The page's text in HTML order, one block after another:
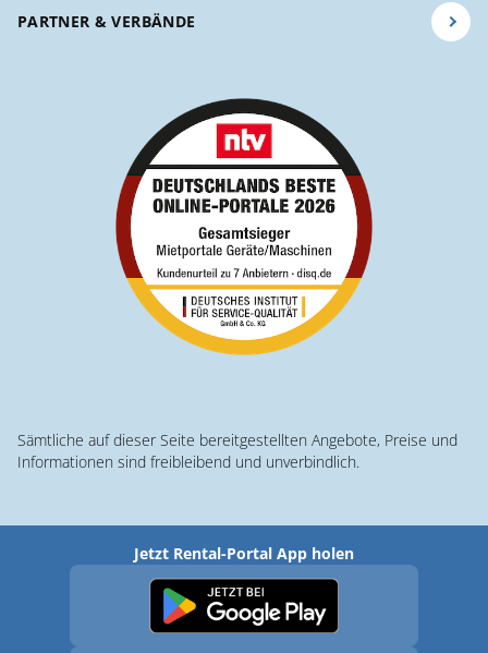
PARTNER & VERBÄNDE
Sämtliche auf dieser Seite bereitgestellten Angebote, Preise und
Informationen sind freibleibend und unverbindlich.
Jetzt Rental-Portal App holen